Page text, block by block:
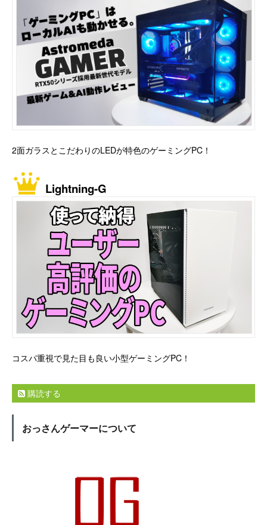
2面ガラスとこだわりのLEDが特色のゲーミングPC！
Lightning-G
コスパ重視で見た目も良い小型ゲーミングPC！
購読する
おっさんゲーマーについて